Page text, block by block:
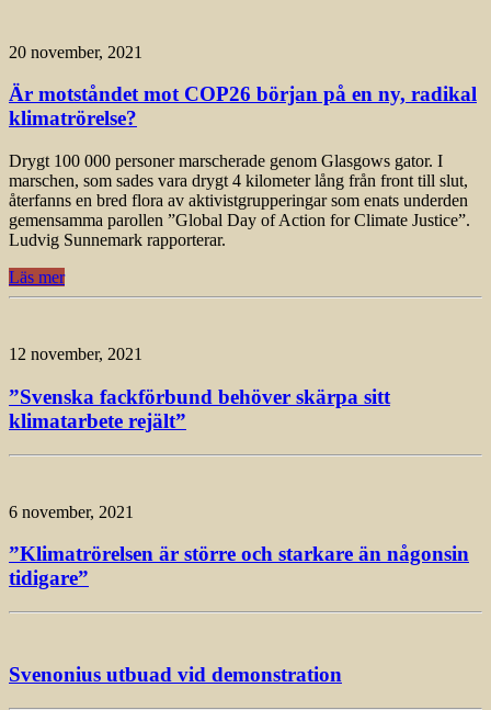
20 november, 2021
Är motståndet mot COP26 början på en ny, radikal
klimatrörelse?
Drygt 100 000 personer marscherade genom Glasgows gator. I
marschen, som sades vara drygt 4 kilometer lång från front till slut,
återfanns en bred flora av aktivistgrupperingar som enats underden
gemensamma parollen ”Global Day of Action for Climate Justice”.
Ludvig Sunnemark rapporterar.
Läs mer
12 november, 2021
”Svenska fackförbund behöver skärpa sitt
klimatarbete rejält”
6 november, 2021
”Klimatrörelsen är större och starkare än någonsin
tidigare”
Svenonius utbuad vid demonstration